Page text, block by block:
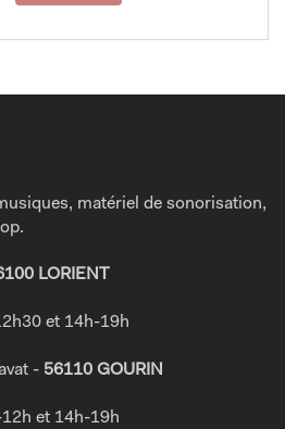
matériel de sonorisation,
LORIENT
et 14h-19h
- 56110 GOURIN
et 14h-19h